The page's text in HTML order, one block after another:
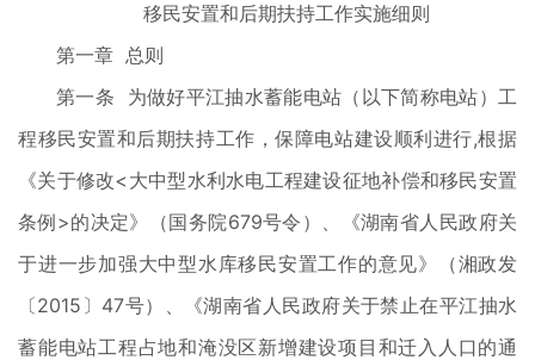
移民安置和后期扶持工作实施细则
第一章 总则
第一条 为做好平江抽水蓄能电站（以下简称电站）工
程移民安置和后期扶持工作，保障电站建设顺利进行,根据
《关于修改<大中型水利水电工程建设征地补偿和移民安置
条例>的决定》（国务院679号令）、《湖南省人民政府关
于进一步加强大中型水库移民安置工作的意见》（湘政发
〔2015〕47号）、《湖南省人民政府关于禁止在平江抽水
蓄能电站工程占地和淹没区新增建设项目和迁入人口的通